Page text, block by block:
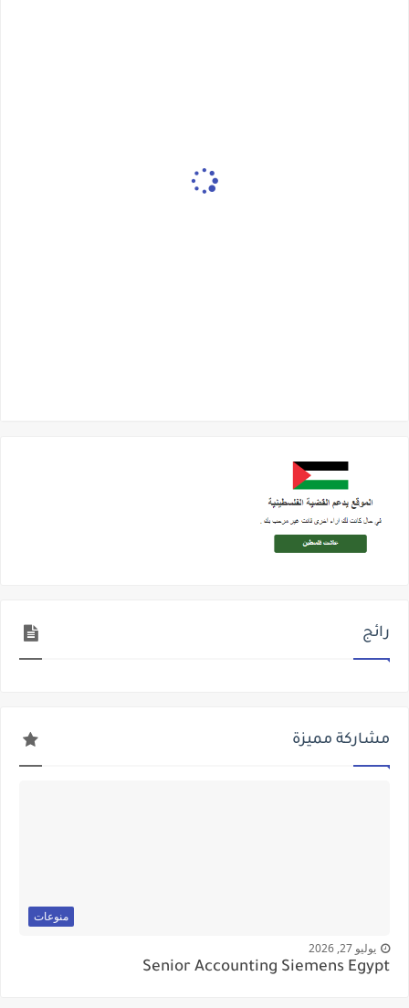
رائج
مشاركة مميزة
منوعات
يوليو 27, 2026
Senior Accounting Siemens Egypt